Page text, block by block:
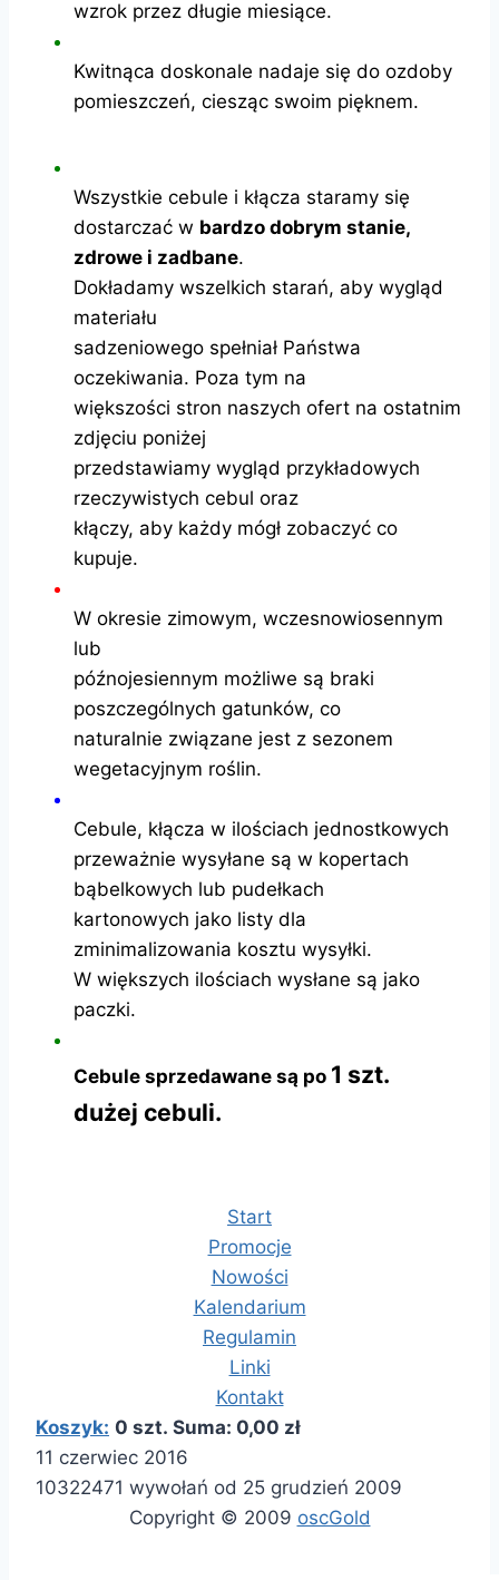
wzrok przez długie miesiące.
Kwitnąca doskonale nadaje się do ozdoby
pomieszczeń, ciesząc swoim pięknem.
Wszystkie cebule i kłącza staramy się
dostarczać w bardzo dobrym stanie,
zdrowe i zadbane.
Dokładamy wszelkich starań, aby wygląd
materiału
sadzeniowego spełniał Państwa
oczekiwania. Poza tym na
większości stron naszych ofert na ostatnim
zdjęciu poniżej
przedstawiamy wygląd przykładowych
rzeczywistych cebul oraz
kłączy, aby każdy mógł zobaczyć co
kupuje.
W okresie zimowym, wczesnowiosennym
lub
późnojesiennym możliwe są braki
poszczególnych gatunków, co
naturalnie związane jest z sezonem
wegetacyjnym roślin.
Cebule, kłącza w ilościach jednostkowych
przeważnie wysyłane są w kopertach
bąbelkowych lub pudełkach
kartonowych jako listy dla
zminimalizowania kosztu wysyłki.
W większych ilościach wysłane są jako
paczki.
Cebule sprzedawane są po 1 szt.
dużej cebuli.
Start
Promocje
Nowości
Kalendarium
Regulamin
Linki
Kontakt
Koszyk: 0 szt. Suma: 0,00 zł
11 czerwiec 2016
10322471 wywołań od 25 grudzień 2009
Copyright © 2009 oscGold